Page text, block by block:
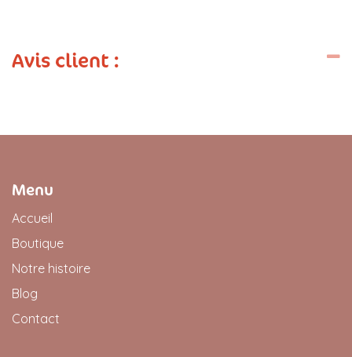
Avis client :
Menu
Accueil
Boutique
Notre histoire
Blog
Contact